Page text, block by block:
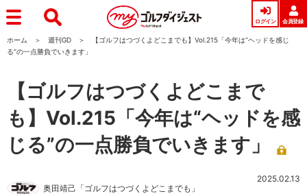
ログイン 会員登録
ホーム 週刊GD
【ゴルフはつづくよどこまでも】Vol.215「今年は“ヘッドを感じ
る”の一点勝負でいきます」
【ゴルフはつづくよどこまで
も】Vol.215「今年は“ヘッドを感
じる”の一点勝負でいきます」
奥田靖己「ゴルフはつづくよどこまでも」
2025.02.13